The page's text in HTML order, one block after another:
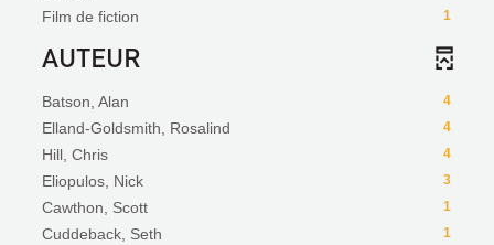
1
Film de fiction
AUTEUR
4
Batson, Alan
4
Elland-Goldsmith, Rosalind
4
Hill, Chris
3
Eliopulos, Nick
1
Cawthon, Scott
1
Cuddeback, Seth